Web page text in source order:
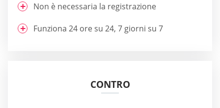
Non è necessaria la registrazione
Funziona 24 ore su 24, 7 giorni su 7
CONTRO